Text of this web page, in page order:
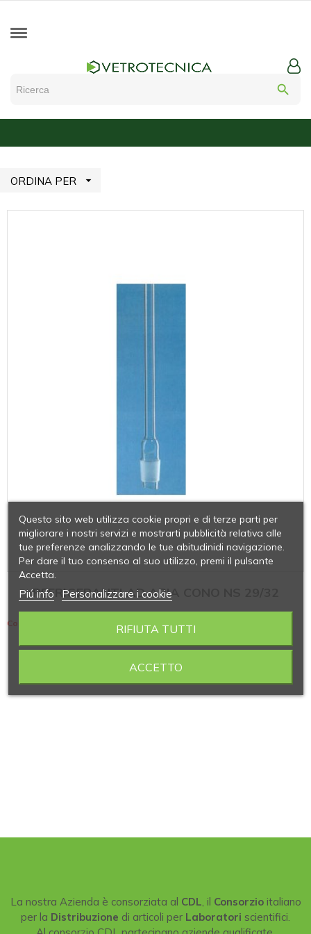
search
ORDINA PER 
REFRIGERANTI AD ARIA CONO NS 29/32
Contiene 3 articoli
La nostra Azienda è consorziata al CDL , il Consorzioitaliano
per la Distribuzione di articoli per Laboratori scientifici.
Questo sito web utilizza cookie propri e di terze parti per
migliorare i nostri servizi e mostrarti pubblicità relativa alle
tue preferenze analizzando le tue abitudinidi navigazione.
Per dare il tuo consenso al suo utilizzo, premi il pulsante
Accetta.
Piú info Personalizzare i cookie
RIFIUTA TUTTI
ACCETTO